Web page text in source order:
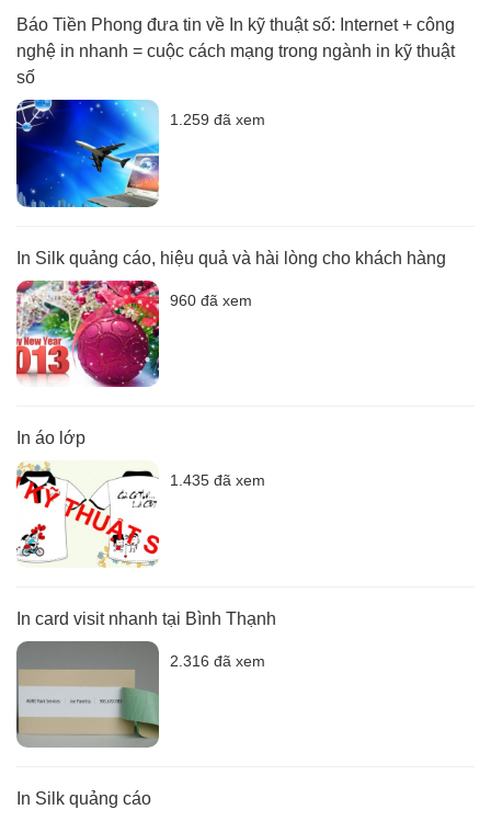
Báo Tiền Phong đưa tin về In kỹ thuật số: Internet + công
nghệ in nhanh = cuộc cách mạng trong ngành in kỹ thuật
số
1.259 đã xem
In Silk quảng cáo, hiệu quả và hài lòng cho khách hàng
960 đã xem
In áo lớp
1.435 đã xem
In card visit nhanh tại Bình Thạnh
2.316 đã xem
In Silk quảng cáo